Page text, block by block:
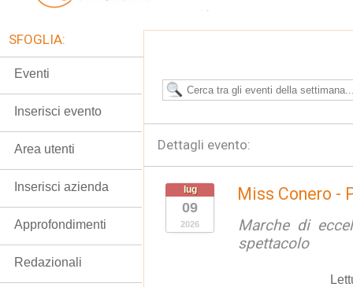
Dettagli evento:
lug
09
2026
Miss Conero -
Marche di
spettacolo
SFOGLIA:
Eventi
Inserisci evento
Area utenti
Inserisci azienda
Approfondimenti
Redazionali